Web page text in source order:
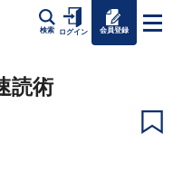
検索 ログイン 会員登録
読術